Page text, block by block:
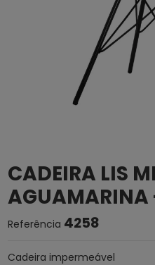
CADEIRA LIS
AGUAMARINA
Referência 4258
Cadeira impermeável